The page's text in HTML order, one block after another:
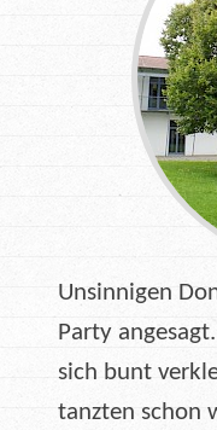
Unsinnigen
Party
sich bunt
tanzten schon